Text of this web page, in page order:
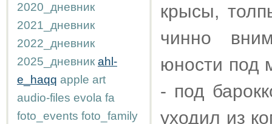
2020_дневник
2021_дневник
2022_дневник
2025_дневник ahl-
e_haqq apple art
audio-files evola fa
foto_events foto_family
крысы,
чинно
юности под
- под
уходил из